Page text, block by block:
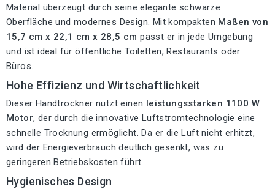
Material überzeugt durch seine elegante schwarze
Oberfläche und modernes Design. Mit kompakten Maßen von
15,7 cm x 22,1 cm x 28,5 cm passt er in jede Umgebung
und ist ideal für öffentliche Toiletten, Restaurants oder
Büros.
Hohe Effizienz und Wirtschaftlichkeit
Dieser Handtrockner nutzt einen
leistungsstarken 1100 W
Motor, der durch die innovative Luftstromtechnologie eine
schnelle Trocknung ermöglicht. Da er die Luft nicht erhitzt,
wird der Energieverbrauch deutlich gesenkt, was zu
geringeren Betriebskosten führt.
Hygienisches Design